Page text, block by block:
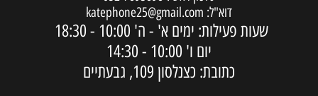
דוא"ל: katephone25@gmail.com
שעות פעילות: ימים א' - ה' 10:00 - 18:30
יום ו' 10:00 - 14:30
כתובת: כצנלסון 109, גבעתיים